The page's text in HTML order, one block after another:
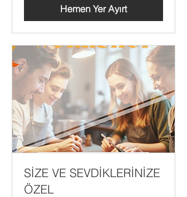
Hemen Yer Ayırt
SİZE VE SEVDİKLERİNİZE
ÖZEL